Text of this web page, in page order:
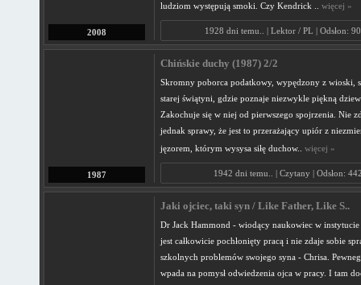
2008
ludziom występują smoki. Czy Kendrick .. więcej »
1928 dni temu.. | Lektor / PL | Odsłon:
1987
Chińskie duchy (1987) 2/2
Skromny poborca podatkowy, wypędzony z wioski,
starej świątyni, gdzie poznaje niezwykle piękną
Zakochuje się w niej od pierwszego spojrzenia. Nie
jednak sprawy, że jest to przerażający upiór z
jęzorem, którym wysysa siłę duchow.. więcej »
1942 dni temu.. | Czytany | Odsłon:
Jaki ojciec, taki syn / Like Father, Like S..
Dr Jack Hammond - wiodący naukowiec w
jest całkowicie pochłonięty pracą i nie zdaje sobie
szkolnych problemów swojego syna - Chrisa.
wpada na pomysł odwiedzenia ojca w pracy. I tam